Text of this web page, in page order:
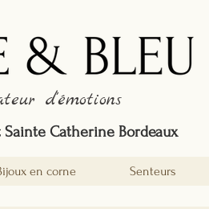
d'émotions
Sainte Catherine Bordeaux
en corne Senteurs